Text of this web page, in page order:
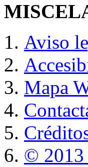
Aviso
Mapa
© 2013